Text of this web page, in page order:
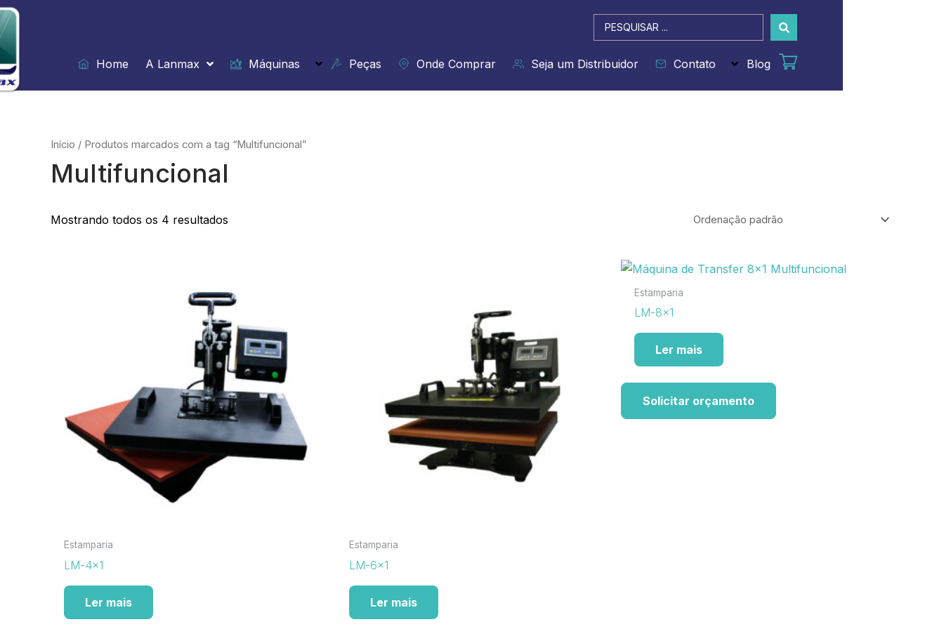
Ir
para
o
conteúdo
Pesquisar
...
Home
A Lanmax Máquinas Peças Onde Comprar Seja um Distribuidor Contato Blog
Início / Produtos marcados com a tag “Multifuncional”
Multifuncional
Mostrando todos os 4 resultados
Estamparia
LM-4×1
Ler mais
Estamparia
LM-6×1
Ler mais
Estamparia
LM-8×1
Ler mais
Solicitar orçamento